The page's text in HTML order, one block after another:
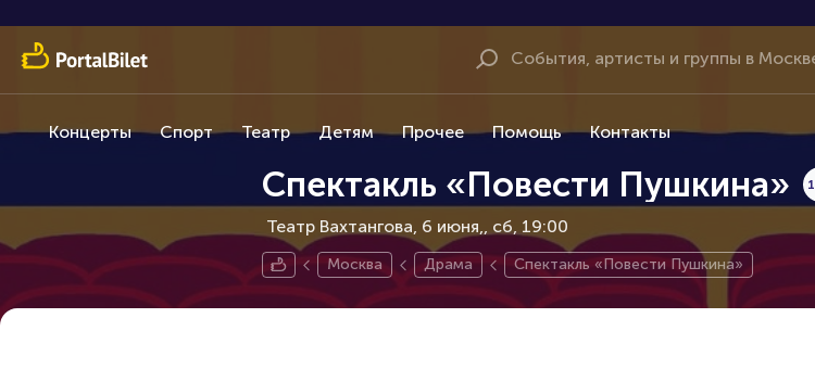
Концерты Спорт Театр Детям Прочее Помощь Контакты
Спектакль «Повести Пушкина»
Театр Вахтангова, 6 июня, сб, 19:00
Москва Драма Спектакль «Повести Пушкина»